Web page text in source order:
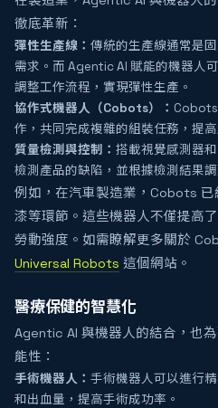
徹底革新：
彈性生產線： 傳統的生產線通常是
需求。而 Agentic AI 賦能的機器人
調整工作流程，實現彈性生產。
協作式機器人（Cobots）：
作，共同完成複雜的組裝任務，提
質量檢測與控制： 搭載視覺感測器
檢測產品的缺陷，並根據檢測結果
例如，在汽車製造業，Cobots
漆等環節。這些機器人不僅提高
勞動強度。如需瞭解更多關於
Universal Robots 這個網站。
醫療保健的智慧化
Agentic AI 與機器人的結合，也
能性：
手術機器人： 手術機器人可以進行
和出血量，提高手術成功率。